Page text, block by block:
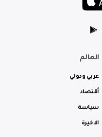
العالم
عربي ودولي
أقتصاد
سياسة
الاخيرة